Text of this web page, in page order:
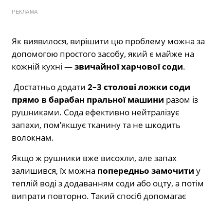
РЕКЛАМА
Як виявилося, вирішити цю проблему можна за
допомогою простого засобу, який є майже на
кожній кухні —звичайної харчової соди.
Достатньо додати 2–3 столові ложки соди
прямо в барабан пральної машини разом із
рушниками. Сода ефективно нейтралізує
запахи, пом’якшує тканину та не шкодить
волокнам.
Якщо ж рушники вже висохли, але запах
залишився, їх можна попередньо замочити у
теплій воді з додаванням соди або оцту, а потім
випрати повторно. Такий спосіб допомагає